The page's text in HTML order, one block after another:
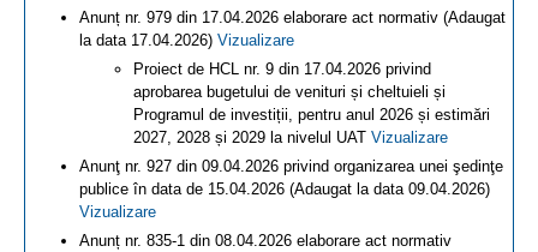
Anunț nr. 979 din 17.04.2026 elaborare act normativ (Adaugat
la data 17.04.2026) Vizualizare
Proiect de HCL nr. 9 din 17.04.2026 privind
aprobarea bugetului de venituri și cheltuieli și
Programul de investiții, pentru anul 2026 și estimări
2027, 2028 și 2029 la nivelul UAT Vizualizare
Anunţ nr. 927 din 09.04.2026 privind organizarea unei şedinţe
publice în data de 15.04.2026 (Adaugat la data 09.04.2026)
Vizualizare
Anunț nr. 835-1 din 08.04.2026 elaborare act normativ